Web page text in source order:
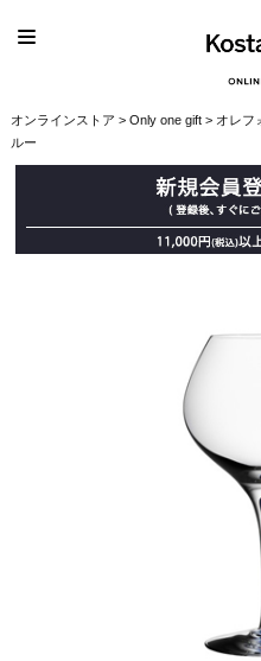
オンラインストア > Only one gift> オレフ
ルー